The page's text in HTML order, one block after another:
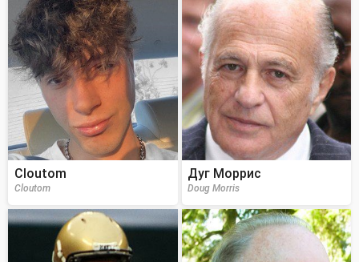
Cloutom
Cloutom
Дуг Моррис
Doug Morris